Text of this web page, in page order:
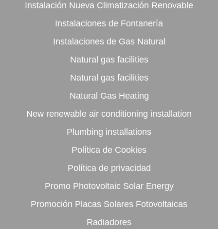
Instalación Nueva Climatización Renovable
Instalaciones de Fontanería
Instalaciones de Gas Natural
Natural gas facilities
Natural gas facilities
Natural Gas Heating
New renewable air conditioning installation
Plumbing installations
Política de Cookies
Política de privacidad
Promo Photovoltaic Solar Energy
Promoción Placas Solares Fotovoltaicas
Radiadores